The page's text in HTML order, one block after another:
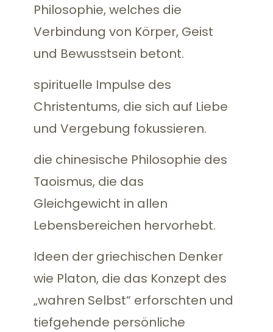
Philosophie, welches die
Verbindung von Körper, Geist
und Bewusstsein betont.
spirituelle Impulse des
Christentums, die sich auf Liebe
und Vergebung fokussieren.
die chinesische Philosophie des
Taoismus, die das
Gleichgewicht in allen
Lebensbereichen hervorhebt.
Ideen der griechischen Denker
wie Platon, die das Konzept des
„wahren Selbst“ erforschten und
tiefgehende persönliche